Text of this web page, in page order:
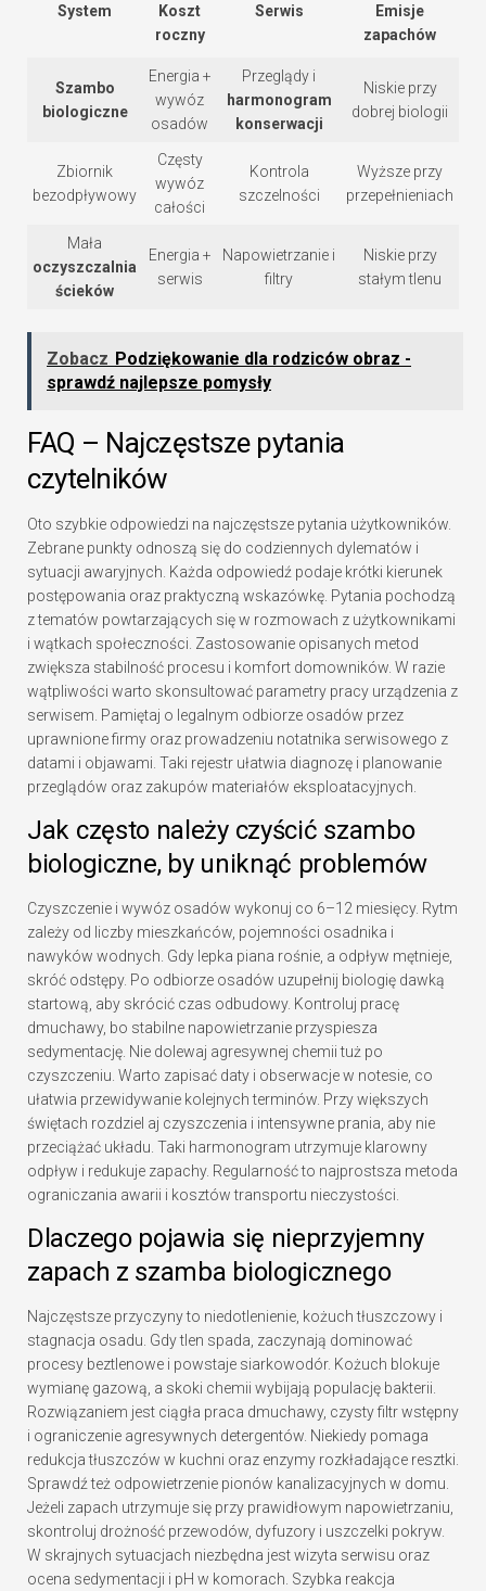
System
Koszt
roczny
Serwis
Emisje
zapachów
Szambo
biologiczne
Energia +
wywóz
osadów
Przeglądy i
harmonogram
konserwacji
Niskie przy
dobrej biologii
Zbiornik
bezodpływowy
Częsty
wywóz
całości
Kontrola
szczelności
Wyższe przy
przepełnieniach
Mała
oczyszczalnia
ścieków
Energia +
serwis
Napowietrzanie i
filtry
Niskie przy
stałym tlenu
Zobacz Podziękowanie dla rodziców obraz -
sprawdź najlepsze pomysły
FAQ – Najczęstsze pytania
czytelników
Oto szybkie odpowiedzi na najczęstsze pytania użytkowników.
Zebrane punkty odnoszą się do codziennych dylematów i
sytuacji awaryjnych. Każda odpowiedź podaje krótki kierunek
postępowania oraz praktyczną wskazówkę. Pytania pochodzą
z tematów powtarzających się w rozmowach z użytkownikami
i wątkach społeczności. Zastosowanie opisanych metod
zwiększa stabilność procesu i komfort domowników. W razie
wątpliwości warto skonsultować parametry pracy urządzenia z
serwisem. Pamiętaj o legalnym odbiorze osadów przez
uprawnione firmy oraz prowadzeniu notatnika serwisowego z
datami i objawami. Taki rejestr ułatwia diagnozę i planowanie
przeglądów oraz zakupów materiałów eksploatacyjnych.
Jak często należy czyścić szambo
biologiczne, by uniknąć problemów
Czyszczenie i wywóz osadów wykonuj co 6–12 miesięcy. Rytm
zależy od liczby mieszkańców, pojemności osadnika i
nawyków wodnych. Gdy lepka piana rośnie, a odpływ mętnieje,
skróć odstępy. Po odbiorze osadów uzupełnij biologię dawką
startową, aby skrócić czas odbudowy. Kontroluj pracę
dmuchawy, bo stabilne napowietrzanie przyspiesza
sedymentację. Nie dolewaj agresywnej chemii tuż po
czyszczeniu. Warto zapisać daty i obserwacje w notesie, co
ułatwia przewidywanie kolejnych terminów. Przy większych
świętach rozdziel aj czyszczenia i intensywne prania, aby nie
przeciążać układu. Taki harmonogram utrzymuje klarowny
odpływ i redukuje zapachy. Regularność to najprostsza metoda
ograniczania awarii i kosztów transportu nieczystości.
Dlaczego pojawia się nieprzyjemny
zapach z szamba biologicznego
Najczęstsze przyczyny to niedotlenienie, kożuch tłuszczowy i
stagnacja osadu. Gdy tlen spada, zaczynają dominować
procesy beztlenowe i powstaje siarkowodór. Kożuch blokuje
wymianę gazową, a skoki chemii wybijają populację bakterii.
Rozwiązaniem jest ciągła praca dmuchawy, czysty filtr wstępny
i ograniczenie agresywnych detergentów. Niekiedy pomaga
redukcja tłuszczów w kuchni oraz enzymy rozkładające resztki.
Sprawdź też odpowietrzenie pionów kanalizacyjnych w domu.
Jeżeli zapach utrzymuje się przy prawidłowym napowietrzaniu,
skontroluj drożność przewodów, dyfuzory i uszczelki pokryw.
W skrajnych sytuacjach niezbędna jest wizyta serwisu oraz
ocena sedymentacji i pH w komorach. Szybka reakcja